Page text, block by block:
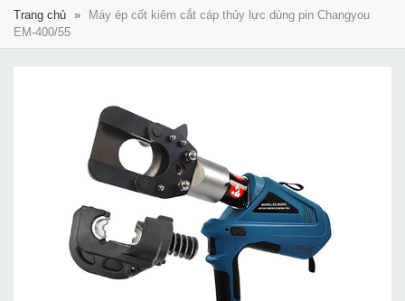
NAVIGATION
Trang chủ »
Máy ép cốt kiêm cắt cáp thủy lực dùng pin Changyou
EM-400/55